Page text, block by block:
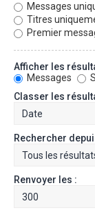
Messages
Titres
Premier
Afficher les
Messages
Classer les
Rechercher
Renvoyer les :